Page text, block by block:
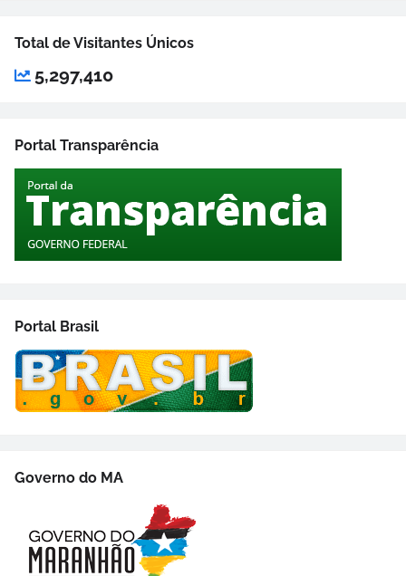
Total de Visitantes Únicos
5,297,410
Portal Transparência
Portal Brasil
Governo do MA